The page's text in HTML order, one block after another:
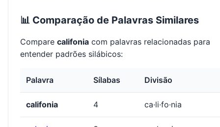
📊 Comparação de Palavras Similares
Compare califonia com palavras relacionadas para
entender padrões silábicos:
Palavra Sílabas Divisão
califonia 4 ca·li·fo·nia